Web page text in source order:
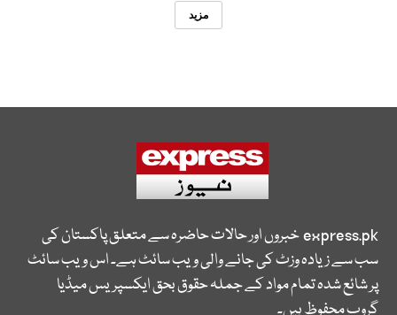
مزید
express.pkخبروں اور حالات حاضرہ سے متعلق پاکستان کی
سب سے زیادہ وزٹ کی جانے والی ویب سائٹ ہے۔ اس ویب سائٹ
پر شائع شدہ تمام مواد کے جملہ حقوق بحق ایکسپریس میڈیا
گروپ محفوظ ہیں۔